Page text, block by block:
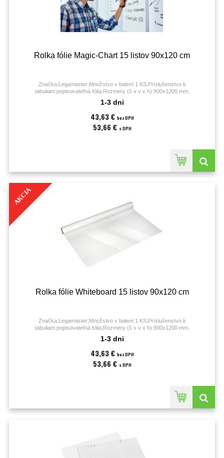
Rolka fólie Magic-Chart 15 listov 90x120 cm
Značka:Legamaster;Množstvo v balení:1 KS;Príslušenstvo k
tabuliam:popisovateľná fólia;Rozmery (š x v x h):900x1200 mm;
1-3 dni
43,63 € bez DPH
53,66 € s DPH
AKCIA
Rolka fólie Whiteboard 15 listov 90x120 cm
Značka:Legamaster;Množstvo v balení:1 KS;Príslušenstvo k
tabuliam:popisovateľná fólia;Rozmery (š x v x h):900x1200 mm;
1-3 dni
43,63 € bez DPH
53,66 € s DPH